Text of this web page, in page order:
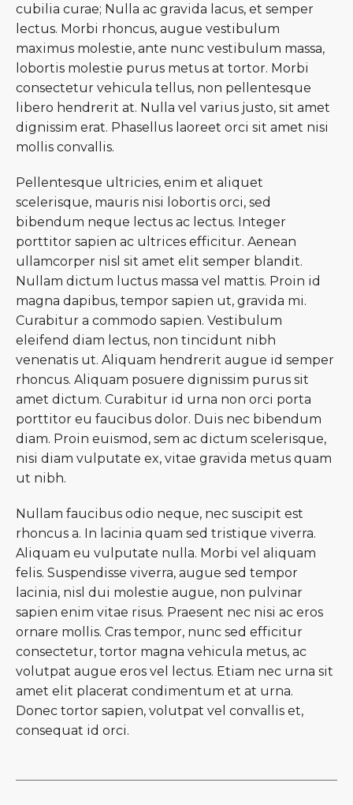
cubilia curae; Nulla ac gravida lacus, et semper
lectus. Morbi rhoncus, augue vestibulum
maximus molestie, ante nunc vestibulum massa,
lobortis molestie purus metus at tortor. Morbi
consectetur vehicula tellus, non pellentesque
libero hendrerit at. Nulla vel varius justo, sit amet
dignissim erat. Phasellus laoreet orci sit amet nisi
mollis convallis.
Pellentesque ultricies, enim et aliquet
scelerisque, mauris nisi lobortis orci, sed
bibendum neque lectus ac lectus. Integer
porttitor sapien ac ultrices efficitur. Aenean
ullamcorper nisl sit amet elit semper blandit.
Nullam dictum luctus massa vel mattis. Proin id
magna dapibus, tempor sapien ut, gravida mi.
Curabitur a commodo sapien. Vestibulum
eleifend diam lectus, non tincidunt nibh
venenatis ut. Aliquam hendrerit augue id semper
rhoncus. Aliquam posuere dignissim purus sit
amet dictum. Curabitur id urna non orci porta
porttitor eu faucibus dolor. Duis nec bibendum
diam. Proin euismod, sem ac dictum scelerisque,
nisi diam vulputate ex, vitae gravida metus quam
ut nibh.
Nullam faucibus odio neque, nec suscipit est
rhoncus a. In lacinia quam sed tristique viverra.
Aliquam eu vulputate nulla. Morbi vel aliquam
felis. Suspendisse viverra, augue sed tempor
lacinia, nisl dui molestie augue, non pulvinar
sapien enim vitae risus. Praesent nec nisi ac eros
ornare mollis. Cras tempor, nunc sed efficitur
consectetur, tortor magna vehicula metus, ac
volutpat augue eros vel lectus. Etiam nec urna sit
amet elit placerat condimentum et at urna.
Donec tortor sapien, volutpat vel convallis et,
consequat id orci.